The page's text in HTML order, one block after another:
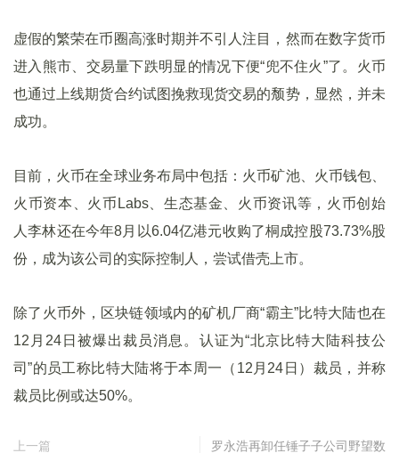
虚假的繁荣在币圈高涨时期并不引人注目，然而在数字货币
进入熊市、交易量下跌明显的情况下便“兜不住火”了。火币
也通过上线期货合约试图挽救现货交易的颓势，显然，并未
成功。
目前，火币在全球业务布局中包括：火币矿池、火币钱包、
火币资本、火币Labs、生态基金、火币资讯等，火币创始
人李林还在今年8月以6.04亿港元收购了桐成控股73.73%股
份，成为该公司的实际控制人，尝试借壳上市。
除了火币外，区块链领域内的矿机厂商“霸主”比特大陆也在
12月24日被爆出裁员消息。认证为“北京比特大陆科技公
司”的员工称比特大陆将于本周一（12月24日）裁员，并称
裁员比例或达50%。
上一篇 罗永浩再卸任锤子子公司野望数